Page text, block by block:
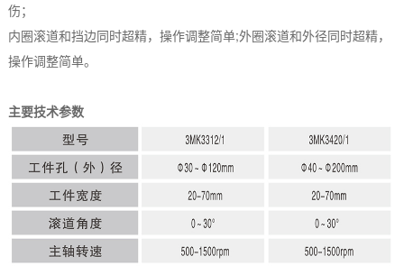
伤；
内圈滚道和挡边同时超精，操作调整简单;外圈滚道和外径同时超精，
操作调整简单。
主要技术参数